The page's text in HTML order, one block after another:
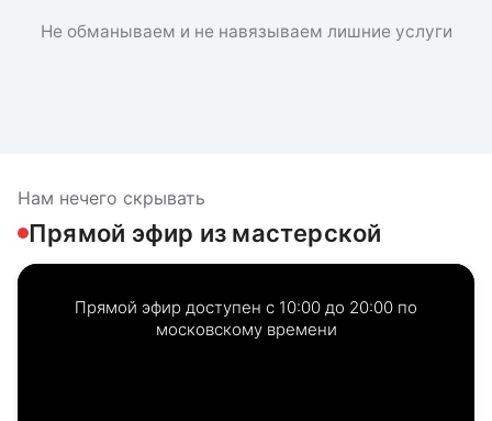
Не обманываем и не навязываем лишние услуги
Нам нечего скрывать
Прямой эфир из мастерской
Прямой эфир доступен с 10:00 до 20:00 по
московскому времени